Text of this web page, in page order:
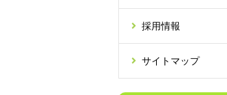
採用情報
サイトマップ